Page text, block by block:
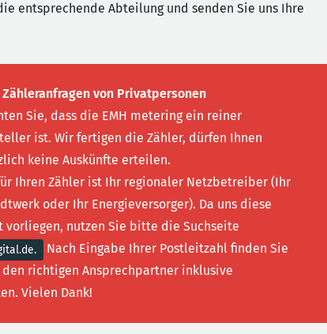
entsprechende Abteilung und senden Sie uns Ihre
von Privatpersonen
Sie, dass die EMH metering ein reiner
ist. Wir fertigen die Zähler, dürfen Ihnen
keine Auskünfte erteilen.
Ihren Zähler ist Ihr regionaler Netzbetreiber (Ihr
oder Ihr Energieversorger). Da uns diese
vorliegen, nutzen Sie bitte die Suchseite
Nach Eingabe Ihrer Postleitzahl finden Sie
richtigen Ansprechpartner inklusive
Vielen Dank!